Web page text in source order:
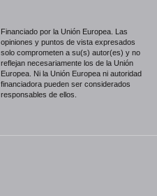
Financiado por la Unión Europea. Las
opiniones y puntos de vista expresados
solo comprometen a su(s) autor(es) y no
reflejan necesariamente los de la Unión
Europea. Ni la Unión Europea ni autoridad
financiadora pueden ser considerados
responsables de ellos.